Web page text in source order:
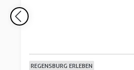
REGENSBURG ERLEBEN